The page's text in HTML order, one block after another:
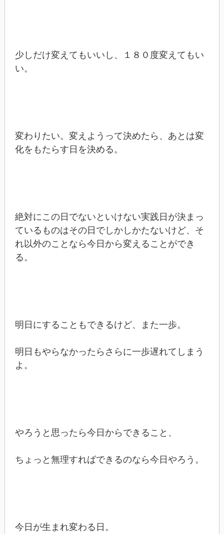
少しだけ変えてもいいし、１８０度変えてもい
い。
変わりたい。変えようって決めたら、あとは変
化をもたらす日を決める。
絶対にこの日でないといけない実践日が決まっ
ているものはその日でしかしかたないけど、そ
れ以外のことなら今日から変えることができ
る。
明日にすることもできるけど、また一歩。
明日もやらなかったらさらに一歩遅れてしまう
よ。
やろうと思ったら今日からできること、
ちょっと無理すればできるのなら今日やろう。
今日が生まれ変わる日。